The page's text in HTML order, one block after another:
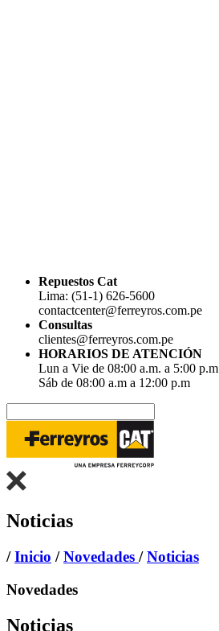
Repuestos Cat
Lima: (51-1) 626-5600
contactcenter@ferreyros.com.pe
Consultas
clientes@ferreyros.com.pe
HORARIOS DE ATENCIÓN
Lun a Vie de 08:00 a.m. a 5:00 p.m
Sáb de 08:00 a.m a 12:00 p.m
Noticias
/Inicio /Novedades /Noticias
Novedades
Noticias